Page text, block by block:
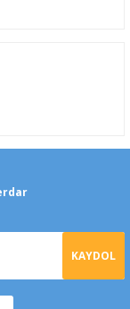
KAYDOL